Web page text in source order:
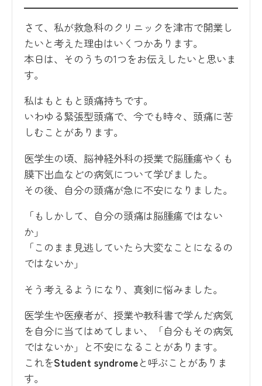
さて、私が救急科のクリニックを津市で開業し
たいと考えた理由はいくつかあります。
本日は、そのうちの1つをお伝えしたいと思いま
す。
私はもともと頭痛持ちです。
いわゆる緊張型頭痛で、今でも時々、頭痛に苦
しむことがあります。
医学生の頃、脳神経外科の授業で脳腫瘍やくも
膜下出血などの病気について学びました。
その後、自分の頭痛が急に不安になりました。
「もしかして、自分の頭痛は脳腫瘍ではない
か」
「このまま見逃していたら大変なことになるの
ではないか」
そう考えるようになり、真剣に悩みました。
医学生や医療者が、授業や教科書で学んだ病気
を自分に当てはめてしまい、「自分もその病気
ではないか」と不安になることがあります。
これをStudent syndromeと呼ぶことがありま
す。